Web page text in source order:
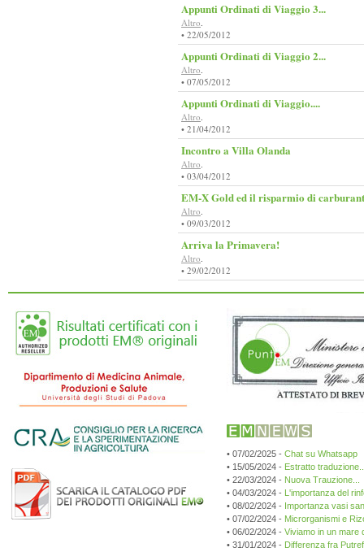
Appunti Ordinati di Viaggio 3...
Altro.
• 22/05/2012
Appunti Ordinati di Viaggio 2...
Altro.
• 07/05/2012
Appunti Ordinati di Viaggio....
Altro.
• 21/04/2012
Incontro a Villa Olanda
Altro.
• 03/04/2012
EM-X Gold ed il risparmio di
Altro.
• 09/03/2012
Arriva la Primavera!
Altro.
• 29/02/2012
• 07/02/2025 - Chat su Whatsapp
• 15/05/2024 - Estratto
• 22/03/2024 - Nuova Trauzione...
• 04/03/2024 - L'importanza del
• 08/02/2024 - Importanza vasi
• 07/02/2024 - Microrganismi e
• 06/02/2024 - Viviamo in un mare
• 31/01/2024 - Differenza fra